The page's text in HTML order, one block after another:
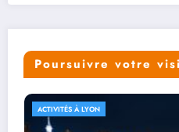
Poursuivre votre
ACTIVITÉS À LYON